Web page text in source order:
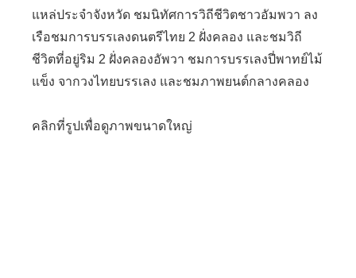
แหล่ประจำจังหวัด ชมนิทัศการวิถีชีวิตชาวอัมพวา ลง
เรือชมการบรรเลงดนตรีไทย 2 ฝั่งคลอง และชมวิถี
ชีวิตที่อยู่ริม 2 ฝั่งคลองอัพวา ชมการบรรเลงปี่พาทย์ไม้
แข็ง จากวงไทยบรรเลง และชมภาพยนต์กลางคลอง
คลิกที่รูปเพื่อดูภาพขนาดใหญ่